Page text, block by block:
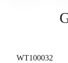
WT100032